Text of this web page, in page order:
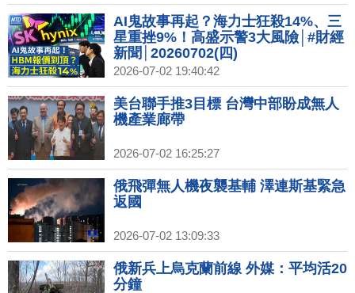
AI鬼故事再起？海力士狂殺14%、三
星重挫9%！高盛示警3大風險│#財經
新聞│20260702(四)
2026-07-02 19:40:42
美台聯手推3目標 台灣中部盼成無人
機產業廊帶
2026-07-02 16:25:27
俄飛彈無人機夜襲基輔 澤連斯基緊急
返國
2026-07-02 13:09:33
俄新兵上烏克蘭前線 外媒：平均活20
分鐘